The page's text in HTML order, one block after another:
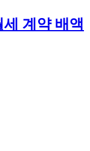
계약 배액